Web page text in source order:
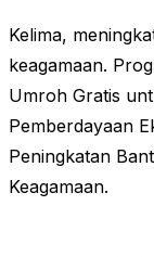
Kelima,
keagamaan.
Umroh Gratis
Pemberdayaan
Peningkatan
Keagamaan.